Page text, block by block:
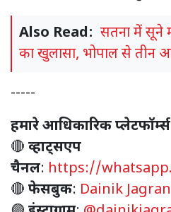
Also Read: सतना में सूने
का खुलासा, भोपाल से तीन
-----
हमारे आधिकारिक
🔴 व्हाट्सएप
चैनल: https://
🔴 फेसबुक: Dainik